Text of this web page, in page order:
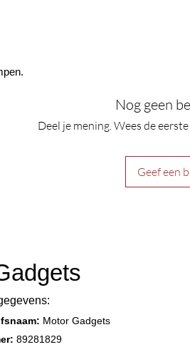
Nog geen
Deel je mening. Wees de
Geef een
Motor Gadgets
89281829